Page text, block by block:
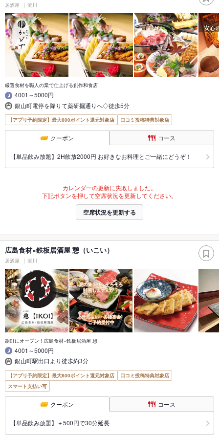
居酒屋 流川
厳選食材を職人の業で仕上げる創作和食店
4001～5000円
銀山町電停を降りて薬研掘通りへ◇徒歩5分
【アプリ予約限定】最大800ポイント還元対象店 口コミ投稿特典対象店
クーポン コース
【単品飲み放題】2H飲放2000円 お好きなお料理とご一緒にどうぞ！
カレンダーの更新に失敗しました。
下記ボタンを押して空席状況を更新してください。
空席状況を更新する
広島食材×鉄板居酒屋 憩（いこい）
居酒屋 流川
胡町にオープン！広島食材×鉄板居酒屋 憩
4001～5000円
銀山町駅出口より徒歩約3分
【アプリ予約限定】最大800ポイント還元対象店
口コミ投稿特典対象店
スマート支払い可
クーポン コース
【単品飲み放題】＋500円で30分延長